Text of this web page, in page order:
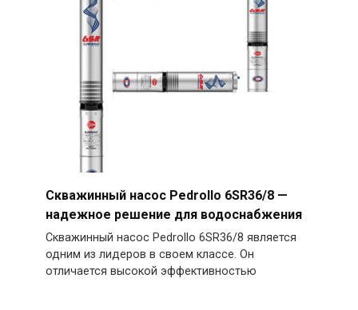
Скважинный насос Pedrollo 6SR36/8 —
надежное решение для водоснабжения
Скважинный насос Pedrollo 6SR36/8 является
одним из лидеров в своем классе. Он
отличается высокой эффективностью